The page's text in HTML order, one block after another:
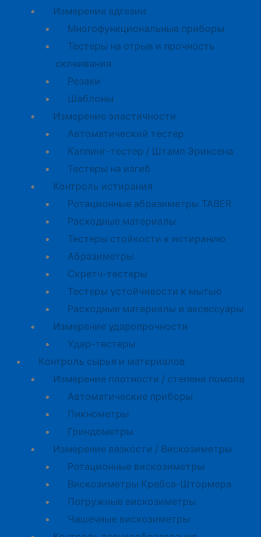
Измерение адгезии
Многофункциональные приборы
Тестеры на отрыв и прочность
склеивания
Резаки
Шаблоны
Измерение эластичности
Автоматический тестер
Каппинг-тестер / Штамп Эриксена
Тестеры на изгиб
Контроль истирания
Ротационные абразиметры TABER
Расходные материалы
Тестеры стойкости к истиранию
Абразиметры
Скретч-тестеры
Тестеры устойчивости к мытью
Расходные материалы и аксессуары
Измерение ударопрочности
Удар-тестеры
Контроль сырья и материалов
Измерение плотности / степени помола
Автоматические приборы
Пикнометры
Гриндометры
Измерение вязкости / Вискозиметры
Ротационные вискозиметры
Вискозиметры Кребса-Штормера
Погружные вискозиметры
Чашечные вискозиметры